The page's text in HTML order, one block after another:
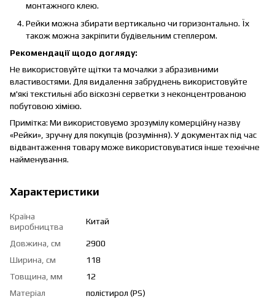
монтажного клею.
Рейки можна збирати вертикально чи горизонтально. Їх
також можна закріпити будівельним степлером.
Рекомендації щодо догляду:
Не використовуйте щітки та мочалки з абразивними
властивостями. Для видалення забруднень використовуйте
м'які текстильні або віскозні серветки з неконцентрованою
побутовою хімією.
Примітка: Ми використовуємо зрозумілу комерційну назву
«Рейки», зручну для покупців (розуміння). У документах під час
відвантаження товару може використовуватися інше технічне
найменування.
Характеристики
Країна
виробництва
Китай
Довжина, см
2900
Ширина, см
118
Товщина, мм
12
Матеріал
полістирол (PS)